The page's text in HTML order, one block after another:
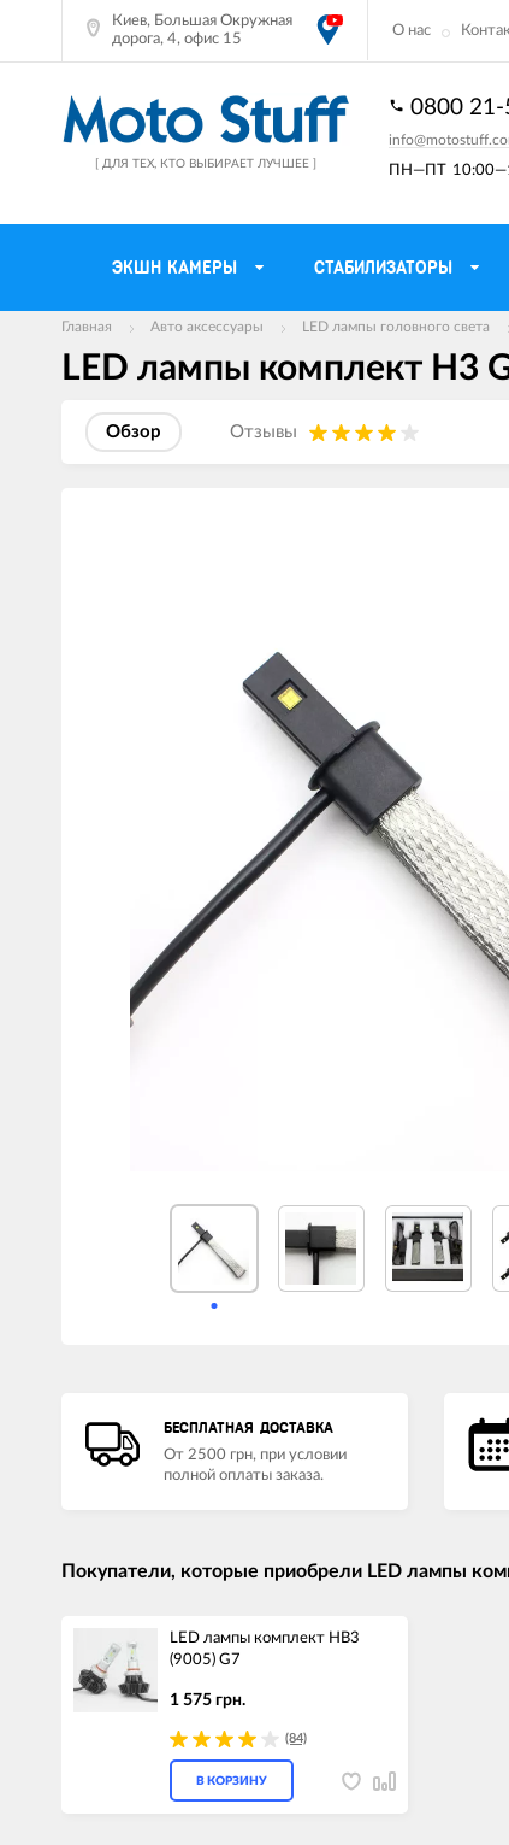
Киев, Большая Окружная
дорога, 4, офис 15
О нас
[ ДЛЯ ТЕХ, КТО ВЫБИРАЕТ ЛУЧШЕЕ ] ПН—ПТ
0800
ЭКШН КАМЕРЫ СТАБИЛИЗАТОРЫ
Мотошлемы
Мотокуртки
Термобелье, подшлемники,
Держатели
Мото сумки
эндуро
Тубус для
Защита рук
Авто GPS навигаторы
Главная Авто аксессуары LED лампы головного света
LED лампы комплект H3
Обзор Отзывы
БЕСПЛАТНАЯ ДОСТАВКА
От 2500 грн, при условии
полной оплаты заказа.
Покупатели, которые приобрели LED лампы
LED лампы комплект HB3
(9005) G7
1 575 грн.
(84)
В КОРЗИНУ